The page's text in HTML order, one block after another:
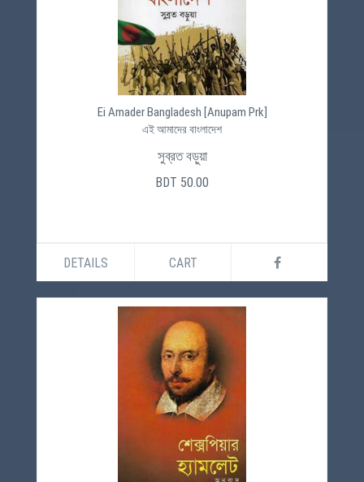
Ei Amader Bangladesh [Anupam Prk]
এই আমাদের বাংলাদেশ
সুব্রত বড়ুয়া
BDT 50.00
DETAILS CART